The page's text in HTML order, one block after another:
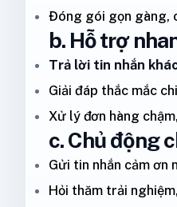
Đóng gói gọn gàng,
b. Hỗ trợ
Trả lời tin nhắn
Giải đáp thắc mắc
Xử lý đơn hàng
c. Chủ động
Gửi tin nhắn cảm ơn
Hỏi thăm trải